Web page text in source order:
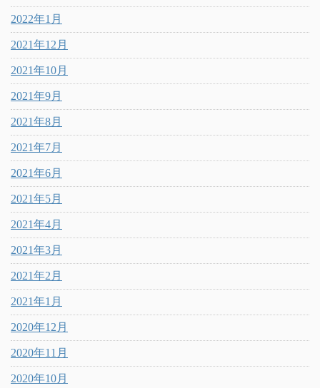
2022年1月
2021年12月
2021年10月
2021年9月
2021年8月
2021年7月
2021年6月
2021年5月
2021年4月
2021年3月
2021年2月
2021年1月
2020年12月
2020年11月
2020年10月